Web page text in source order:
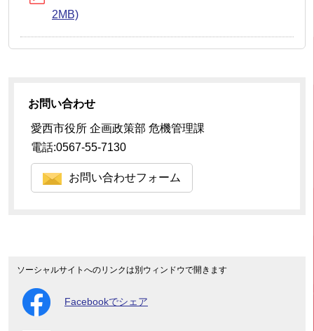
2MB)
お問い合わせ
愛西市役所 企画政策部 危機管理課
電話:0567-55-7130
お問い合わせフォーム
ソーシャルサイトへのリンクは別ウィンドウで開きます
Facebookでシェア